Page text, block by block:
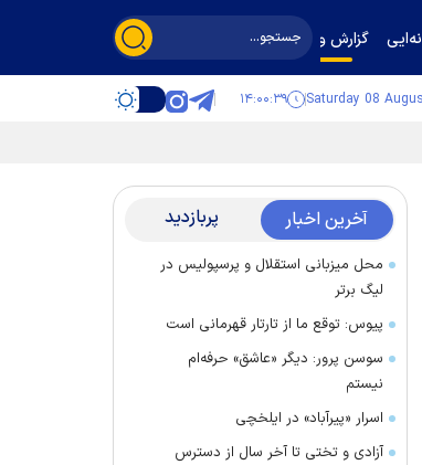
گزارش و گفت‌وگو
Saturday 08 ۱۴:۰۰:۴۰
آخرین اخبار پربازدید
محل میزبانی استقلال و پرسپولیس در
لیگ برتر
پیوس: توقع ما از تارتار قهرمانی است
سوسن پرور: دیگر «عاشق» حرفه‌ام
نیستم
اسرار «پیرآباد» در ایلخچی
آزادی و تختی تا آخر سال از دسترس